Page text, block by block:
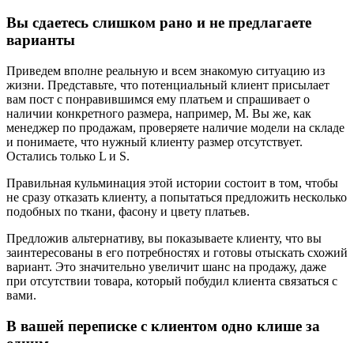
Вы сдаетесь слишком рано и не предлагаете
варианты
Приведем вполне реальную и всем знакомую ситуацию из
жизни. Представьте, что потенциальный клиент присылает
вам пост с понравившимся ему платьем и спрашивает о
наличии конкретного размера, например, M. Вы же, как
менеджер по продажам, проверяете наличие модели на складе
и понимаете, что нужный клиенту размер отсутствует.
Остались только L и S.
Правильная кульминация этой истории состоит в том, чтобы
не сразу отказать клиенту, а попытаться предложить несколько
подобных по ткани, фасону и цвету платьев.
Предложив альтернативу, вы показываете клиенту, что вы
заинтересованы в его потребностях и готовы отыскать схожий
вариант. Это значительно увеличит шанс на продажу, даже
при отсутствии товара, который побудил клиента связаться с
вами.
В вашей переписке с клиентом одно клише за